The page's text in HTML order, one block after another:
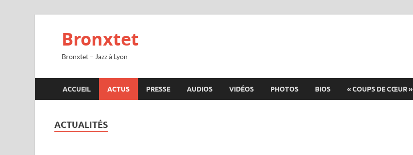
Bronxtet
Bronxtet – Jazz à Lyon
ACCUEIL ACTUS PRESSE AUDIOS VIDÉOS PHOTOS BIOS « COUPS DE CŒUR »
ACTUALITÉS